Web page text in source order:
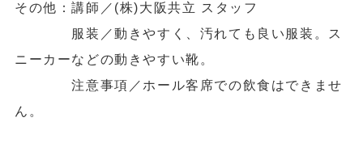
その他：講師／(株)大阪共立 スタッフ
服装／動きやすく、汚れても良い服装。ス
ニーカーなどの動きやすい靴。
注意事項／ホール客席での飲食はできませ
ん。